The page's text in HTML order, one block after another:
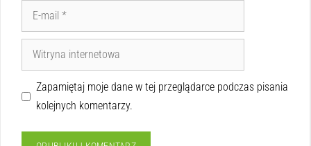
Zapamiętaj moje dane w tej przeglądarce podczas pisania
kolejnych komentarzy.